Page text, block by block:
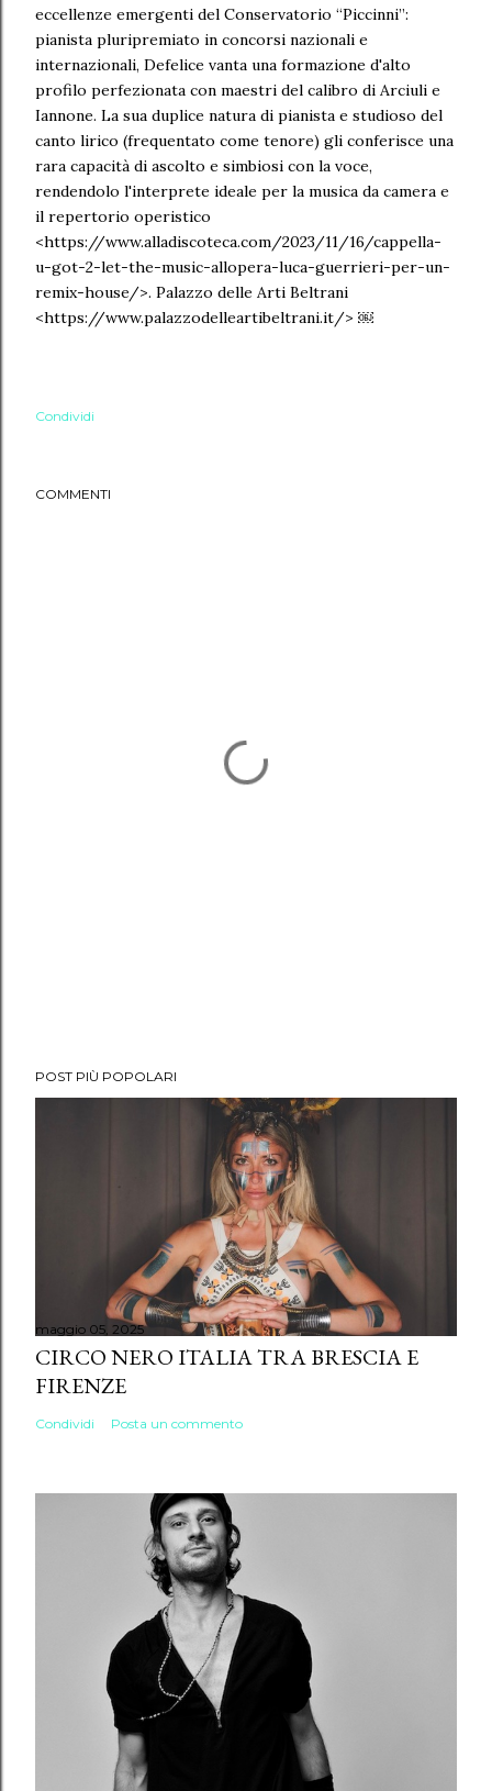
eccellenze emergenti del Conservatorio “Piccinni”:
pianista pluripremiato in concorsi nazionali e
internazionali, Defelice vanta una formazione d'alto
profilo perfezionata con maestri del calibro di Arciuli e
Iannone. La sua duplice natura di pianista e studioso del
canto lirico (frequentato come tenore) gli conferisce una
rara capacità di ascolto e simbiosi con la voce,
rendendolo l'interprete ideale per la musica da camera e
il repertorio operistico
<https://www.alladiscoteca.com/2023/11/16/cappella-
u-got-2-let-the-music-allopera-luca-guerrieri-per-un-
remix-house/>. Palazzo delle Arti Beltrani
<https://www.palazzodelleartibeltrani.it/> ￼
Condividi
COMMENTI
POST PIÙ POPOLARI
maggio 05, 2025
CIRCO NERO ITALIA TRA BRESCIA E
FIRENZE
Condividi Posta un commento